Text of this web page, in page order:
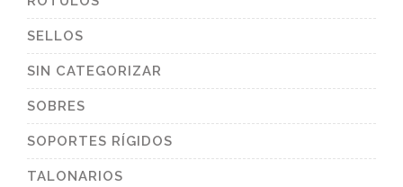
SELLOS
SIN CATEGORIZAR
SOBRES
SOPORTES RÍGIDOS
TALONARIOS